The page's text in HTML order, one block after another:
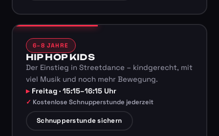
6–8 JAHRE
HIP HOP KIDS
Der Einstieg in Streetdance – kindgerecht, mit
viel Musik und noch mehr Bewegung.
Freitag · 15:15–16:15 Uhr
Kostenlose Schnupperstunde jederzeit
Schnupperstunde sichern